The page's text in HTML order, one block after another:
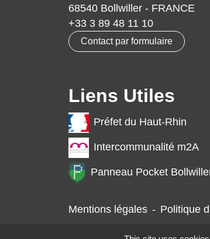
68540 Bollwiller - FRANCE
+33 3 89 48 11 10
Contact par formulaire
Liens Utiles
Préfet du Haut-Rhin
Intercommunalité m2A
Panneau Pocket
Mentions légales - Politique